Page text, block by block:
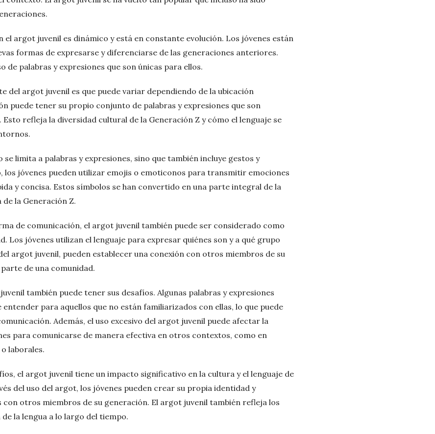
el argot juvenil es dinámico y está en constante evolución. Los jóvenes están
formas de expresarse y diferenciarse de las generaciones anteriores.
de palabras y expresiones que son únicas para ellos.
del argot juvenil es que puede variar dependiendo de la ubicación
puede tener su propio conjunto de palabras y expresiones que son
Esto refleja la diversidad cultural de la Generación Z y cómo el lenguaje se
se limita a palabras y expresiones, sino que también incluye gestos y
los jóvenes pueden utilizar emojis o emoticonos para transmitir emociones
y concisa. Estos símbolos se han convertido en una parte integral de la
la Generación Z.
de comunicación, el argot juvenil también puede ser considerado como
Los jóvenes utilizan el lenguaje para expresar quiénes son y a qué grupo
argot juvenil, pueden establecer una conexión con otros miembros de su
de una comunidad.
también puede tener sus desafíos. Algunas palabras y expresiones
entender para aquellos que no están familiarizados con ellas, lo que puede
Además, el uso excesivo del argot juvenil puede afectar la
para comunicarse de manera efectiva en otros contextos, como en
laborales.
el argot juvenil tiene un impacto significativo en la cultura y el lenguaje de
del uso del argot, los jóvenes pueden crear su propia identidad y
con otros miembros de su generación. El argot juvenil también refleja los
la lengua a lo largo del tiempo.